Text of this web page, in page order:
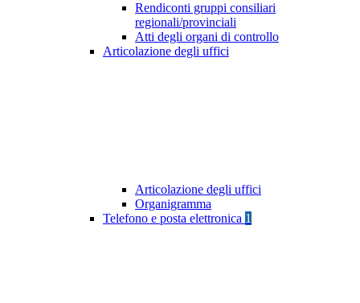
Rendiconti gruppi consiliari
regionali/provinciali
Atti degli organi di controllo
Articolazione degli uffici
Articolazione degli uffici
Organigramma
Telefono e posta elettronica 1